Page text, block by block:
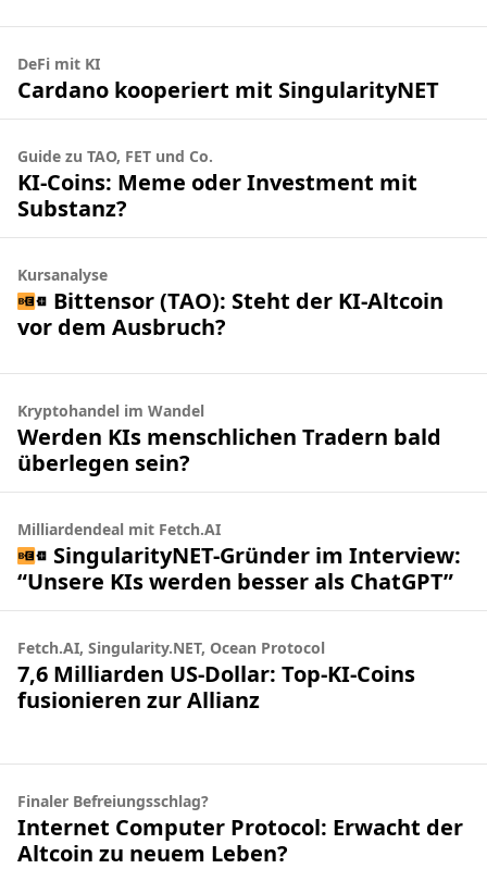
DeFi mit KI
Cardano kooperiert mit SingularityNET
Guide zu TAO, FET und Co.
KI-Coins: Meme oder Investment mit
Substanz?
Kursanalyse
Bittensor (TAO): Steht der KI-Altcoin
vor dem Ausbruch?
Kryptohandel im Wandel
Werden KIs menschlichen Tradern bald
überlegen sein?
Milliardendeal mit Fetch.AI
SingularityNET-Gründer im Interview:
“Unsere KIs werden besser als ChatGPT”
Fetch.AI, Singularity.NET, Ocean Protocol
7,6 Milliarden US-Dollar: Top-KI-Coins
fusionieren zur Allianz
Finaler Befreiungsschlag?
Internet Computer Protocol: Erwacht der
Altcoin zu neuem Leben?